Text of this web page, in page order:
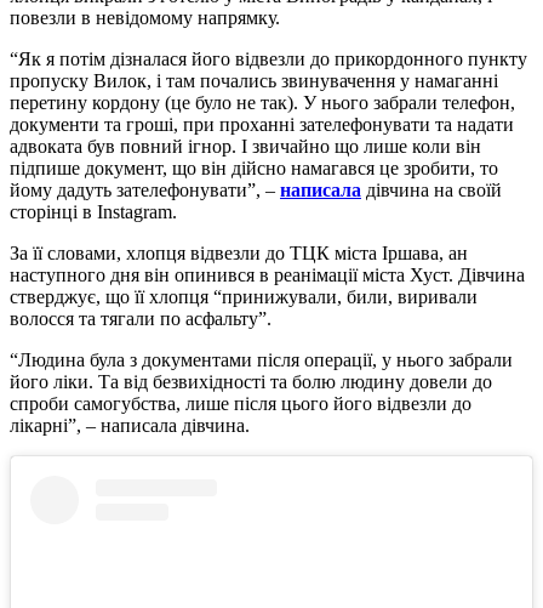
повезли в невідомому напрямку.
“Як я потім дізналася його відвезли до прикордонного пункту
пропуску Вилок, і там почались звинувачення у намаганні
перетину кордону (це було не так). У нього забрали телефон,
документи та гроші, при проханні зателефонувати та надати
адвоката був повний ігнор. І звичайно що лише коли він
підпише документ, що він дійсно намагався це зробити, то
йому дадуть зателефонувати”, – написала дівчина на своїй
сторінці в Instagram.
За її словами, хлопця відвезли до ТЦК міста Іршава, ан
наступного дня він опинився в реанімації міста Хуст. Дівчина
стверджує, що її хлопця “принижували, били, виривали
волосся та тягали по асфальту”.
“Людина була з документами після операції, у нього забрали
його ліки. Та від безвихідності та болю людину довели до
спроби самогубства, лише після цього його відвезли до
лікарні”, – написала дівчина.